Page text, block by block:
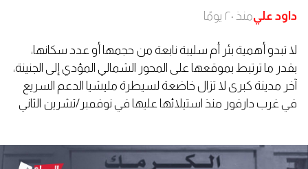
داود عليمنذ ٢٠ يومًا
لا تبدو أهمية بئر أم سليبة نابعة من حجمها أو عدد سكانها،
بقدر ما ترتبط بموقعها على المحور الشمالي المؤدي إلى الجنينة،
آخر مدينة كبرى لا تزال خاضعة لسيطرة مليشيا الدعم السريع
في غرب دارفور منذ استيلائها عليها في نوفمبر/تشرين الثاني